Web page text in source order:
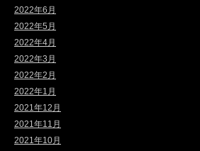
2022年6月
2022年5月
2022年4月
2022年3月
2022年2月
2022年1月
2021年12月
2021年11月
2021年10月